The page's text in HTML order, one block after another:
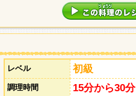
レベル 初級
調理時間 15分から30分